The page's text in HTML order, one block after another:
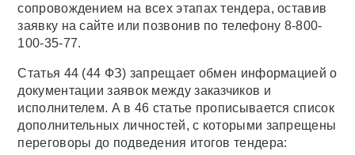
сопровождением на всех этапах тендера, оставив
заявку на сайте или позвонив по телефону 8-800-
100-35-77.
Статья 44 (44 ФЗ) запрещает обмен информацией о
документации заявок между заказчиков и
исполнителем. А в 46 статье прописывается список
дополнительных личностей, с которыми запрещены
переговоры до подведения итогов тендера: